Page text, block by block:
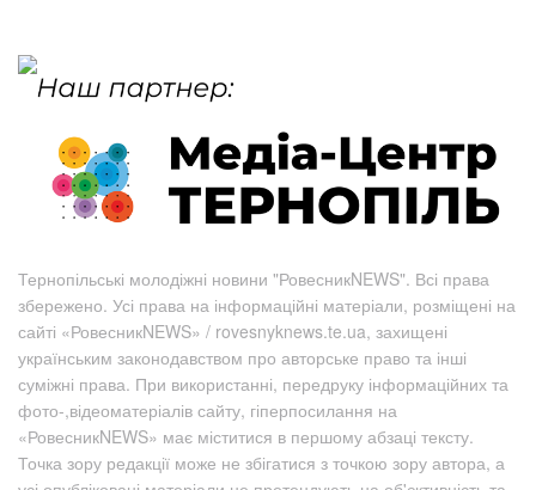
Тернопільські молодіжні новини "РовесникNEWS". Всі права
збережено. Усі права на інформаційні матеріали, розміщені на
сайті «РовесникNEWS» / rovesnyknews.te.ua, захищені
українським законодавством про авторське право та інші
суміжні права. При використанні, передруку інформаційних та
фото-,відеоматеріалів сайту, гіперпосилання на
«РовесникNEWS» має міститися в першому абзаці тексту.
Точка зору редакції може не збігатися з точкою зору автора, а